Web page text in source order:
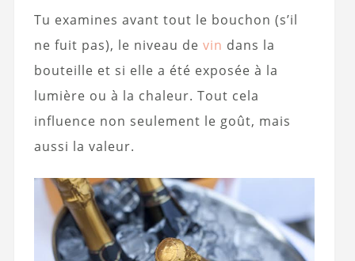
Tu examines avant tout le bouchon (s’il
ne fuit pas), le niveau de vin dans la
bouteille et si elle a été exposée à la
lumière ou à la chaleur. Tout cela
influence non seulement le goût, mais
aussi la valeur.